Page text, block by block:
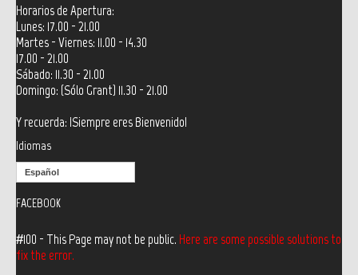
Horarios de Apertura:
Lunes: 17.00 - 21.00
Martes - Viernes: 11.00 - 14.30
17.00 - 21.00
Sábado: 11.30 - 21.00
Domingo: (Sólo Grant) 11.30 - 21.00
Y recuerda: ¡Siempre eres Bienvenido!
Idiomas
Español
FACEBOOK
#100 - This Page may not be public. Here are some possible solutions to
fix the error.